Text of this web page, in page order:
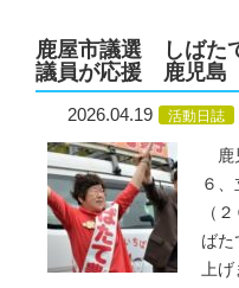
鹿屋市議選 しばた
議員が応援 鹿児島
2026.04.19 活動日誌
鹿
６
（
ばた
上